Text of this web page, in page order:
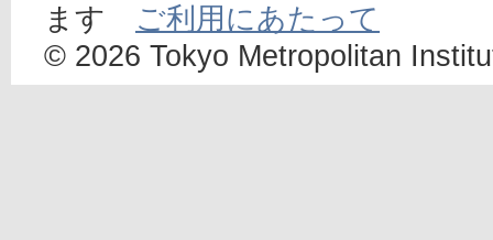
ます ご利用にあたって
© 2026 Tokyo Metropolitan